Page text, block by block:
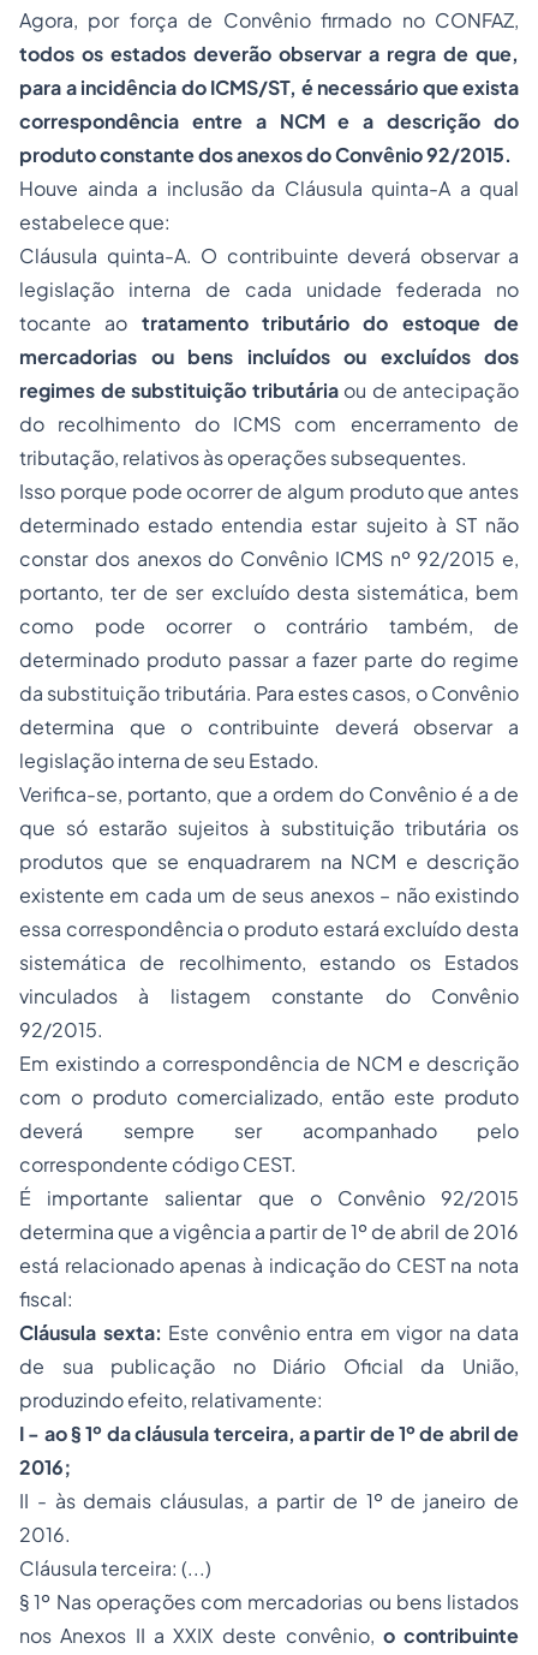
Agora, por força de Convênio firmado no CONFAZ,
todos os estados deverão observar a regra de que,
para a incidência do ICMS/ST, é necessário que exista
correspondência entre a NCM e a descrição do
produto constante dos anexos do Convênio 92/2015.
Houve ainda a inclusão da Cláusula quinta-A a qual
estabelece que:
Cláusula quinta-A. O contribuinte deverá observar a
legislação interna de cada unidade federada no
tocante ao tratamento tributário do estoque de
mercadorias ou bens incluídos ou excluídos dos
regimes de substituição tributáriaou de antecipação
do recolhimento do ICMS com encerramento de
tributação, relativos às operações subsequentes.
Isso porque pode ocorrer de algum produto que antes
determinado estado entendia estar sujeito à ST não
constar dos anexos do Convênio ICMS nº 92/2015 e,
portanto, ter de ser excluído desta sistemática, bem
como pode ocorrer o contrário também, de
determinado produto passar a fazer parte do regime
da substituição tributária. Para estes casos, o Convênio
determina que o contribuinte deverá observar a
legislação interna de seu Estado.
Verifica-se, portanto, que a ordem do Convênio é a de
que só estarão sujeitos à substituição tributária os
produtos que se enquadrarem na NCM e descrição
existente em cada um de seus anexos – não existindo
essa correspondência o produto estará excluído desta
sistemática de recolhimento, estando os Estados
vinculados à listagem constante do Convênio
92/2015.
Em existindo a correspondência de NCM e descrição
com o produto comercializado, então este produto
deverá sempre ser acompanhado pelo
correspondente código CEST.
É importante salientar que o Convênio 92/2015
determina que a vigência a partir de 1º de abril de 2016
está relacionado apenas à indicação do CEST na nota
fiscal:
Cláusula sexta: Este convênio entra em vigor na data
de sua publicação no Diário Oficial da União,
produzindo efeito, relativamente:
I - ao § 1º da cláusula terceira, a partir de 1º de abril de
2016;
II - às demais cláusulas, a partir de 1º de janeiro de
2016.
Cláusula terceira: (...)
§ 1º Nas operações com mercadorias ou bens listados
nos Anexos II a XXIX deste convênio, o contribuinte